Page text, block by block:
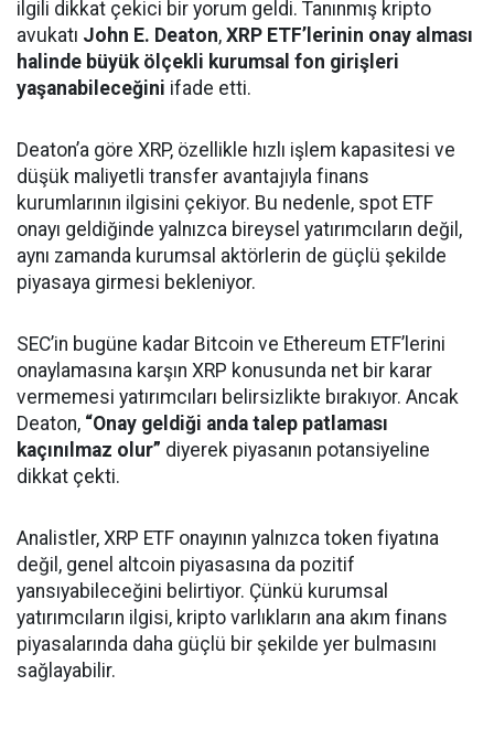
ilgili dikkat çekici bir yorum geldi. Tanınmış kripto
avukatı John E. Deaton, XRP ETF’lerinin onay alması
halinde büyük ölçekli kurumsal fon girişleri
yaşanabileceğini ifade etti.
Deaton’a göre XRP, özellikle hızlı işlem kapasitesi ve
düşük maliyetli transfer avantajıyla finans
kurumlarının ilgisini çekiyor. Bu nedenle, spot ETF
onayı geldiğinde yalnızca bireysel yatırımcıların değil,
aynı zamanda kurumsal aktörlerin de güçlü şekilde
piyasaya girmesi bekleniyor.
SEC’in bugüne kadar Bitcoin ve Ethereum ETF’lerini
onaylamasına karşın XRP konusunda net bir karar
vermemesi yatırımcıları belirsizlikte bırakıyor. Ancak
Deaton, “Onay geldiği anda talep patlaması
kaçınılmaz olur” diyerek piyasanın potansiyeline
dikkat çekti.
Analistler, XRP ETF onayının yalnızca token fiyatına
değil, genel altcoin piyasasına da pozitif
yansıyabileceğini belirtiyor. Çünkü kurumsal
yatırımcıların ilgisi, kripto varlıkların ana akım finans
piyasalarında daha güçlü bir şekilde yer bulmasını
sağlayabilir.